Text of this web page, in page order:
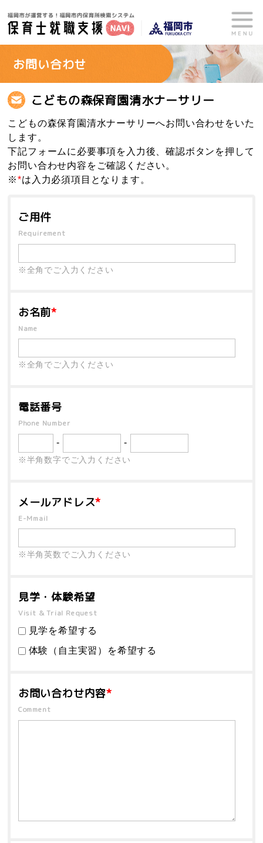
お問い合わせ
こどもの森保育園清水ナーサリー
こどもの森保育園清水ナーサリーへお問い合わせをいた
します。
下記フォームに必要事項を入力後、確認ボタンを押して
お問い合わせ内容をご確認ください。
※*は入力必須項目となります。
ご用件
Requirement
※全角でご入力ください
お名前*
Name
※全角でご入力ください
電話番号
Phone Number
-
-
※半角数字でご入力ください
メールアドレス*
E-Mmail
※半角英数でご入力ください
見学・体験希望
Visit & Trial Request
見学を希望する
体験（自主実習）を希望する
お問い合わせ内容*
Comment